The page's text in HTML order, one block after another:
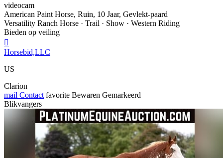
videocam
American Paint Horse, Ruin, 10 Jaar, Gevlekt-paard
Versatility Ranch Horse · Trail · Show · Western Riding
Bieden op veiling

Horsebid,LLC
US
Clarion
mail Contact favorite Bewaren Gemarkeerd
Blikvangers